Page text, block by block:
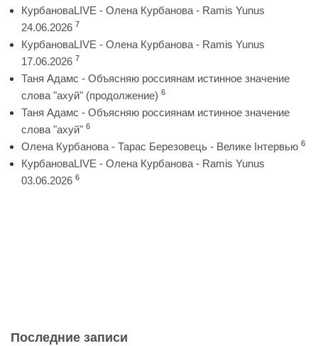
КурбановаLIVE - Олена Курбанова - Ramis Yunus
24.06.2026 7
КурбановаLIVE - Олена Курбанова - Ramis Yunus
17.06.2026 7
Таня Адамс - Объясняю россиянам истинное значение
слова "ахуй" (продолжение) 6
Таня Адамс - Объясняю россиянам истинное значение
слова "ахуй" 6
Олена Курбанова - Тарас Березовець - Велике Інтервью 6
КурбановаLIVE - Олена Курбанова - Ramis Yunus
03.06.2026 6
Последние записи